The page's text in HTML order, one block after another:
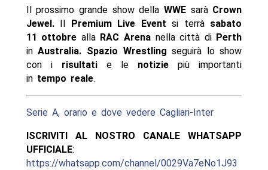
Il prossimo grande show della WWEsarà Crown
Jewel.Il Premium Live Event si terrà sabato
11 ottobre alla RAC Arena nella città di Perth
inAustralia. Spazio Wrestling seguirà lo show
con i risultatie le notizie più importanti
in tempo reale.
Serie A, orario e dove vedere Cagliari-Inter
ISCRIVITI AL NOSTRO CANALE WHATSAPP
UFFICIALE:
https://whatsapp.com/channel/0029Va7eNo1J93